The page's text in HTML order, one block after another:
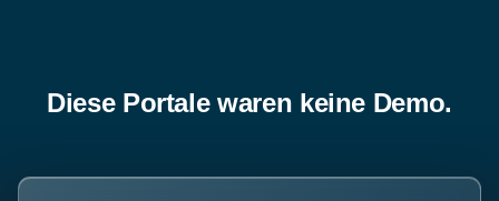
Diese Portale waren keine Demo.